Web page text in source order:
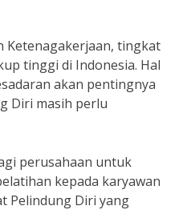
Ketenagakerjaan, tingkat
tinggi di Indonesia. Hal
akan pentingnya
Diri masih perlu
perusahaan untuk
kepada karyawan
Pelindung Diri yang